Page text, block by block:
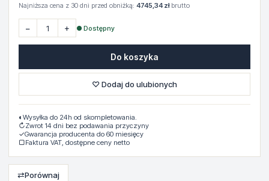
Najniższa cena z 30 dni przed obniżką: 4745,34 złbrutto
− + ● Dostępny
Do koszyka
♡ Dodaj do ulubionych
◐ Wysyłka do 24h od skompletowania.
↻Zwrot 14 dni bez podawania przyczyny
✓Gwarancja producenta do 60 miesięcy
▢Faktura VAT, dostępne ceny netto
⇄Porównaj